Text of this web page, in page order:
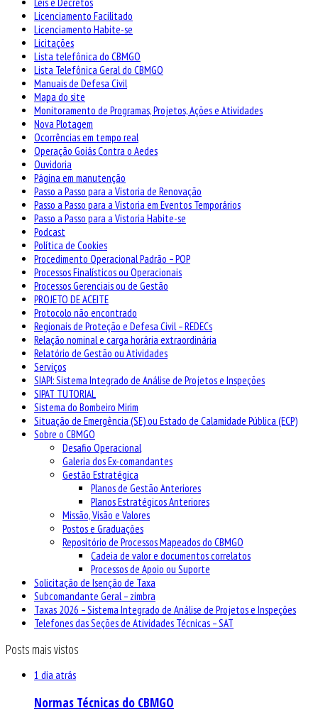
Licenciamento Facilitado
Licenciamento Habite-se
Licitações
Lista telefônica do CBMGO
Lista Telefônica Geral do CBMGO
Manuais de Defesa Civil
Mapa do site
Monitoramento de Programas, Projetos, Ações e Atividades
Nova Plotagem
Ocorrências em tempo real
Operação Goiás Contra o Aedes
Ouvidoria
Página em manutenção
Passo a Passo para a Vistoria de Renovação
Passo a Passo para a Vistoria em Eventos Temporários
Passo a Passo para a Vistoria Habite-se
Podcast
Política de Cookies
Procedimento Operacional Padrão – POP
Processos Finalísticos ou Operacionais
Processos Gerenciais ou de Gestão
PROJETO DE ACEITE
Protocolo não encontrado
Regionais de Proteção e Defesa Civil – REDECs
Relação nominal e carga horária extraordinária
Relatório de Gestão ou Atividades
Serviços
SIAPI: Sistema Integrado de Análise de Projetos e Inspeções
SIPAT TUTORIAL
Sistema do Bombeiro Mirim
Situação de Emergência (SE) ou Estado de Calamidade Pública (ECP)
Sobre o CBMGO
Desafio Operacional
Galeria dos Ex-comandantes
Gestão Estratégica
Planos de Gestão Anteriores
Planos Estratégicos Anteriores
Missão, Visão e Valores
Postos e Graduações
Repositório de Processos Mapeados do CBMGO
Cadeia de valor e documentos correlatos
Processos de Apoio ou Suporte
Solicitação de Isenção de Taxa
Subcomandante Geral – zimbra
Taxas 2026 – Sistema Integrado de Análise de Projetos e Inspeções
Telefones das Seções de Atividades Técnicas – SAT
Posts mais vistos
1 dia atrás
Normas Técnicas do CBMGO